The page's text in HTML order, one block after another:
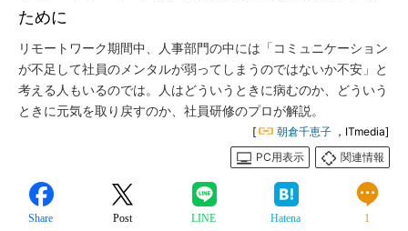
ために
リモートワーク期間中、人事部門の中には「コミュニケーション
が不足して社員のメンタルが弱ってしまうのではないか不安」と
考える人もいるのでは。人はどういうときに病むのか、どういう
ときに元気を取り戻すのか、社員研修のプロが解説。
[ 朝倉千恵子 ，ITmedia]
PC用表示
関連情報
Share Post LINE Hatena 1